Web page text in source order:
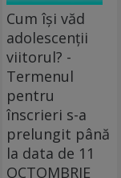
Cum își văd
adolescenții
viitorul? -
Termenul
pentru
înscrieri s-a
prelungit până
la data de 11
OCTOMBRIE